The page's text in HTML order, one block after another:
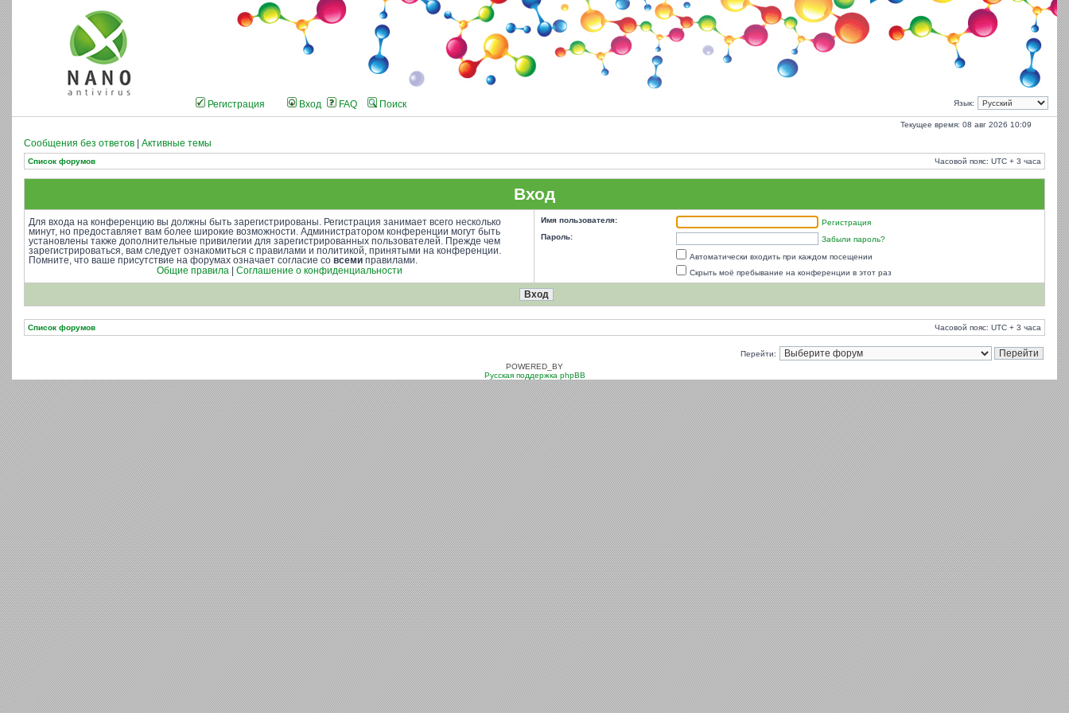
Язык:
Регистрация Вход FAQ Поиск
Текущее время: 08 авг 2026 10:09
Сообщения без ответов Активные темы
Список форумов Часовой пояс: UTC + 3 часа
Вход
Для входа на конференцию вы должны быть зарегистрированы. Регистрация занимает всего несколько
минут, но предоставляет вам более широкие возможности. Администратором конференции могут быть
установлены также дополнительные привилегии для зарегистрированных пользователей. Прежде чем
зарегистрироваться, вам следует ознакомиться с правилами и политикой, принятыми на конференции.
Помните, что ваше присутствие на форумах означает согласие со всеми правилами.
Общие правила
Соглашение о конфиденциальности
Имя пользователя:
Регистрация
Пароль:
Забыли пароль?
Автоматически входить при каждом посещении
Скрыть моё пребывание на конференции в этот раз
Список форумов Часовой пояс: UTC + 3 часа
Перейти:
POWERED_BY
Русская поддержка phpBB